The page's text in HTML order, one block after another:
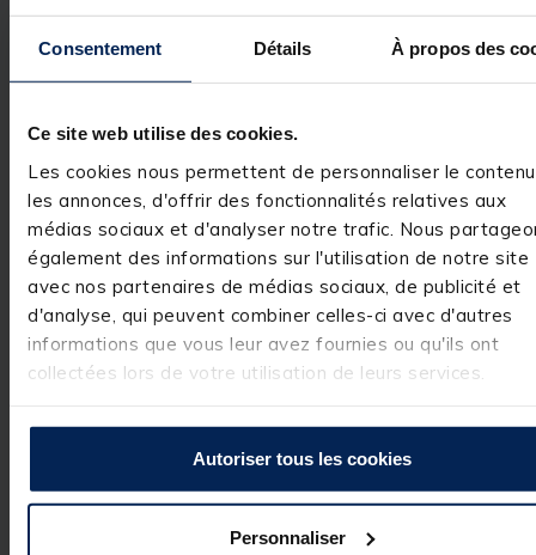
Consentement Détails À propos des
Ce site web utilise des cookies.
Les cookies nous permettent de personnaliser le
les annonces, d'offrir des fonctionnalités relatives aux
médias sociaux et d'analyser notre trafic. Nous
également des informations sur l'utilisation de notre site
avec nos partenaires de médias sociaux, de publicité et
d'analyse, qui peuvent combiner celles-ci avec d'autres
informations que vous leur avez fournies ou qu'ils ont
collectées lors de votre utilisation de leurs services.
Autoriser tous les cookies
Personnaliser
Avis des pêcheurs
5
/5
Basé sur1 avis soumis à un
contrôle
Voir tous les avis sur ce site
5étoiles
1
4étoiles
0
3étoiles
0
2étoiles
0
Avis du 12/06/2026
expérience du11/05/2026
Utile(0) Signaler
Réponse de
pacificpeche.com
Bonjour,
votre avis
ravis